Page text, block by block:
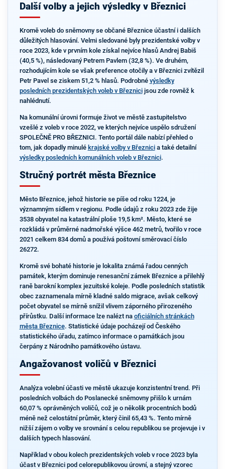
Další volby a jejich výsledky v Březnici
Kromě voleb do sněmovny se občané Březnice účastní i dalších
důležitých hlasování. Velmi sledované byly prezidentské volby v
roce 2023, kde v prvním kole získal nejvíce hlasů Andrej Babiš
(40,5 %), následovaný Petrem Pavlem (32,8 %). Ve druhém,
rozhodujícím kole se však preference otočily a v Březnici zvítězil
Petr Pavel se ziskem 51,2 % hlasů. Podrobné výsledky
posledních prezidentských voleb v Březnicijsou zde rovněž k
nahlédnutí.
Na komunální úrovni formuje život ve městě zastupitelstvo
vzešlé z voleb v roce 2022, ve kterých nejvíce uspělo sdružení
SPOLEČNĚ PRO BŘEZNICI. Tento portál dále nabízí přehled o
tom, jak dopadly minulé krajské volby v Březnicia také detailní
výsledky posledních komunálních voleb v Březnici.
Stručný portrét města Březnice
Město Březnice, jehož historie se píše od roku 1224, je
významným sídlem v regionu. Podle údajů z roku 2023 zde žije
3538 obyvatel na katastrální ploše 19,5 km². Město, které se
rozkládá v průměrné nadmořské výšce 462 metrů, tvořilo v roce
2021 celkem 834 domů a používá poštovní směrovací číslo
26272.
Kromě své bohaté historie je lokalita známá řadou cenných
památek, kterým dominuje renesanční zámek Březnice a přilehlý
raně barokní komplex jezuitské koleje. Podle posledních statistik
obec zaznamenala mírně kladné saldo migrace, avšak celkový
počet obyvatel se mírně snížil vlivem záporného přirozeného
přírůstku. Další informace lze nalézt na oficiálních stránkách
města Březnice. Statistické údaje pocházejí od Českého
statistického úřadu, zatímco informace o památkách jsou
čerpány z Národního památkového ústavu.
Angažovanost voličů v Březnici
Analýza volební účasti ve městě ukazuje konzistentní trend. Při
posledních volbách do Poslanecké sněmovny přišlo k urnám
60,07 % oprávněných voličů, což je o několik procentních bodů
méně než celostátní průměr, který činil 65,43 %. Tento mírně
nižší zájem o volby ve srovnání s celou republikou se projevuje i v
dalších typech hlasování.
Například v obou kolech prezidentských voleb v roce 2023 byla
účast v Březnici pod celorepublikovou úrovní, a stejný vzorec